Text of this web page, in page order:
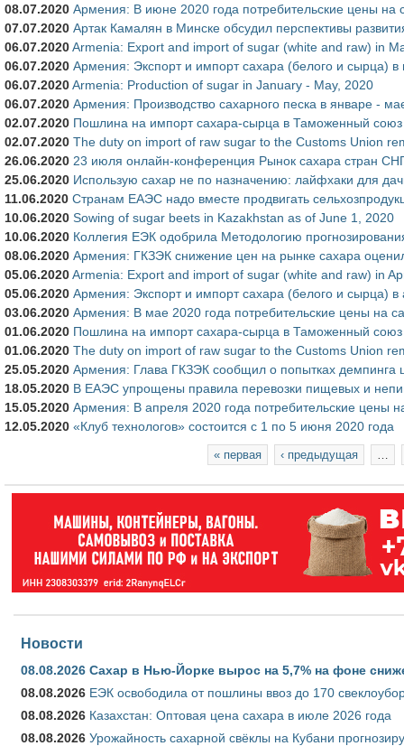
08.07.2020 Армения: В июне 2020 года потребительские цены на
07.07.2020 Артак Камалян в Минске обсудил перспективы
06.07.2020Armenia: Export and import of sugar (white and raw) in
06.07.2020 Армения: Экспорт и импорт сахара (белого и сырца) в
06.07.2020Armenia: Production of sugar in January - May, 2020
06.07.2020 Армения: Производство сахарного песка в январе -
02.07.2020 Пошлина на импорт сахара-сырца в Таможенный союз
02.07.2020 The duty on import of raw sugar to the Customs Union
26.06.2020 23 июля онлайн-конференция Рынок сахара стран
25.06.2020 Использую сахар не по назначению: лайфхаки для
11.06.2020 Странам ЕАЭС надо вместе продвигать
10.06.2020 Sowing of sugar beets in Kazakhstan as of June 1, 2020
10.06.2020 Коллегия ЕЭК одобрила Методологию
08.06.2020 Армения: ГКЗЭК снижение цен на рынке сахара
05.06.2020Armenia: Export and import of sugar (white and raw) in
05.06.2020 Армения: Экспорт и импорт сахара (белого и сырца) в
03.06.2020 Армения: В мае 2020 года потребительские цены на
01.06.2020 Пошлина на импорт сахара-сырца в Таможенный союз
01.06.2020 The duty on import of raw sugar to the Customs Union
25.05.2020 Армения: Глава ГКЗЭК сообщил о попытках демпинга
18.05.2020 В ЕАЭС упрощены правила перевозки пищевых и
15.05.2020 Армения: В апреля 2020 года потребительские цены
12.05.2020 «Клуб технологов» состоится с 1 по 5 июня 2020 года
« первая ‹ предыдущая
Новости
08.08.2026 Сахар в Нью-Йорке вырос на 5,7% на фоне
08.08.2026 ЕЭК освободила от пошлины ввоз до 170
08.08.2026 Казахстан: Оптовая цена сахара в июле 2026 года
08.08.2026 Урожайность сахарной свёклы на Кубани